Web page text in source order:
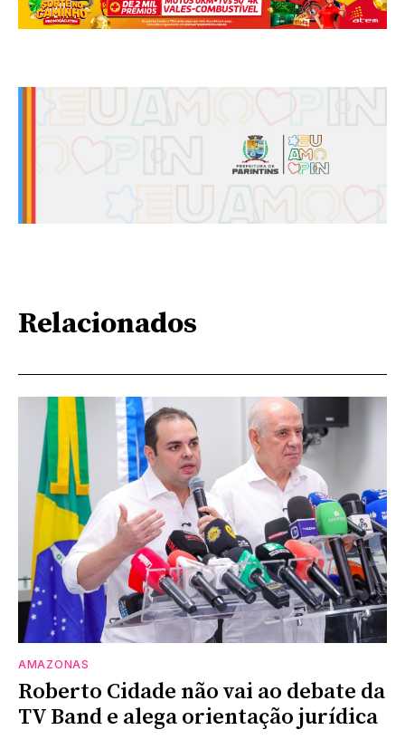
Relacionados
AMAZONAS
Roberto Cidade não vai ao debate da
TV Band e alega orientação jurídica